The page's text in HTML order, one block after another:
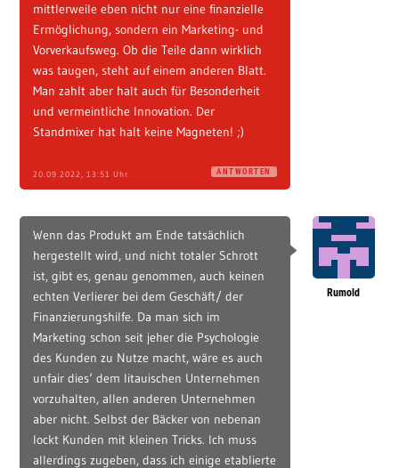
mittlerweile eben nicht nur eine finanzielle
Ermöglichung, sondern ein Marketing- und
Vorverkaufsweg. Ob die Teile dann wirklich
was taugen, steht auf einem anderen Blatt.
Man zahlt aber halt auch für Besonderheit
und vermeintliche Innovation. Der
Standmixer hat halt keine Magneten! ;)
20.09.2022, 13:51 Uhr ANTWORTEN
Rumold
Wenn das Produkt am Ende tatsächlich
hergestellt wird, und nicht totaler Schrott
ist, gibt es, genau genommen, auch keinen
echten Verlierer bei dem Geschäft/ der
Finanzierungshilfe. Da man sich im
Marketing schon seit jeher die Psychologie
des Kunden zu Nutze macht, wäre es auch
unfair dies‘ dem litauischen Unternehmen
vorzuhalten, allen anderen Unternehmen
aber nicht. Selbst der Bäcker von nebenan
lockt Kunden mit kleinen Tricks. Ich muss
allerdings zugeben, dass ich einige etablierte